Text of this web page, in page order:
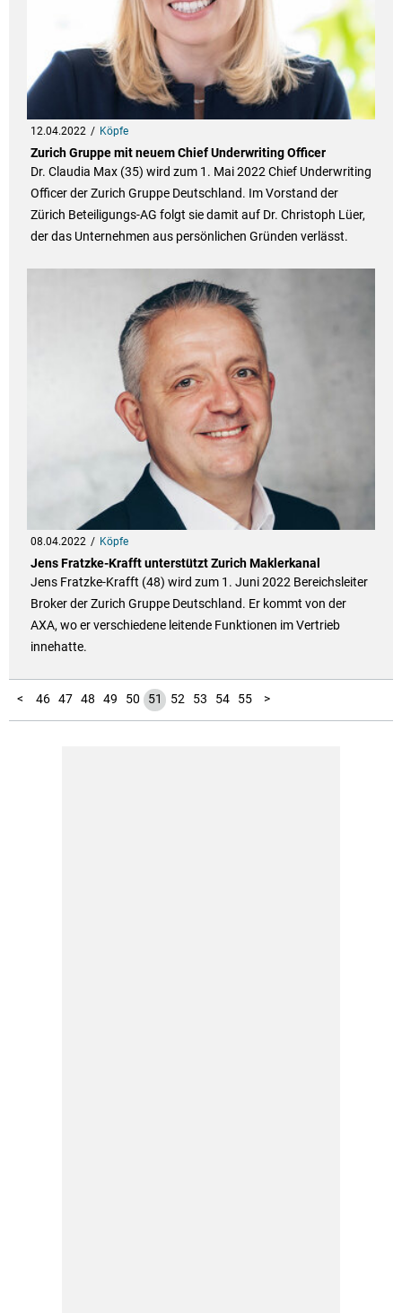
12.04.2022 Köpfe
Zurich Gruppe mit neuem Chief Underwriting Officer
Dr. Claudia Max (35) wird zum 1. Mai 2022 Chief Underwriting
Officer der Zurich Gruppe Deutschland. Im Vorstand der
Zürich Beteiligungs-AG folgt sie damit auf Dr. Christoph Lüer,
der das Unternehmen aus persönlichen Gründen verlässt.
08.04.2022 Köpfe
Jens Fratzke-Krafft unterstützt Zurich Maklerkanal
Jens Fratzke-Krafft (48) wird zum 1. Juni 2022 Bereichsleiter
Broker der Zurich Gruppe Deutschland. Er kommt von der
AXA, wo er verschiedene leitende Funktionen im Vertrieb
innehatte.
<
1
2
3
4
5
6
7
8
9
10
11
12
13
14
15
16
17
18
19
20
21
22
23
24
25
26
27
28
29
30
31
32
33
34
35
36
37
38
39
40
41
42
43
44
45 46 47 48 49 50 51 52 53 54 55
56 >